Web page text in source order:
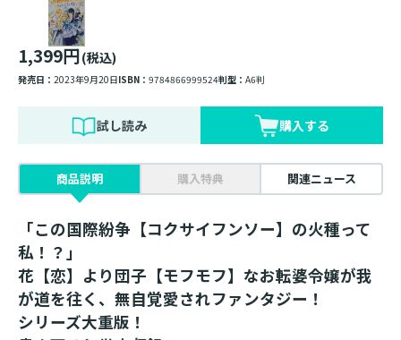
1,399円(税込)
発売日： 2023年9月20日ISBN： 9784866999524判型： A6判
試し読み 購入する
商品説明 購入特典 関連ニュース
「この国際紛争【コクサイフンソー】の火種って
私！？」
花【恋】より団子【モフモフ】なお転婆令嬢が我
が道を往く、無自覚愛されファンタジー！
シリーズ大重版！